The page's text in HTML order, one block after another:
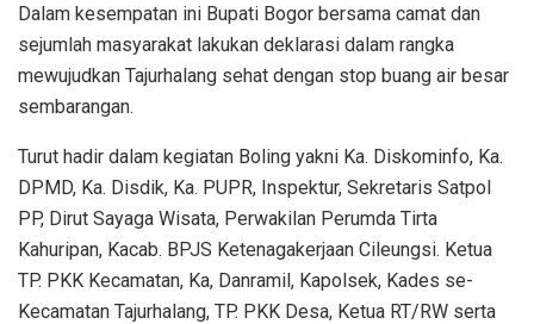
Dalam kesempatan ini Bupati Bogor bersama camat dan
sejumlah masyarakat lakukan deklarasi dalam rangka
mewujudkan Tajurhalang sehat dengan stop buang air besar
sembarangan.
Turut hadir dalam kegiatan Boling yakni Ka. Diskominfo, Ka.
DPMD, Ka. Disdik, Ka. PUPR, Inspektur, Sekretaris Satpol
PP, Dirut Sayaga Wisata, Perwakilan Perumda Tirta
Kahuripan, Kacab. BPJS Ketenagakerjaan Cileungsi. Ketua
TP. PKK Kecamatan, Ka, Danramil, Kapolsek, Kades se-
Kecamatan Tajurhalang, TP. PKK Desa, Ketua RT/RW serta